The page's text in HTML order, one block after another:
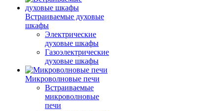
Встраиваемые духовые
шкафы
Электрические
духовые шкафы
Газоэлектрические
духовые шкафы
Микроволновые печи
Встраиваемые
микроволновые
печи